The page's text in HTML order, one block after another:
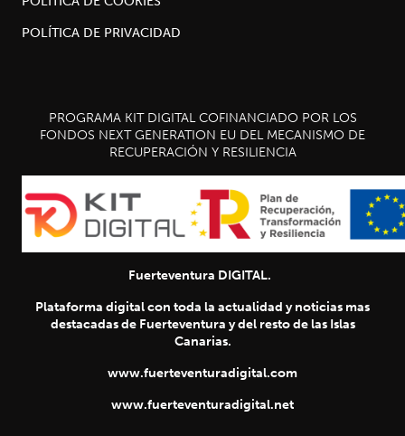
POLÍTICA DE PRIVACIDAD
PROGRAMA KIT DIGITAL COFINANCIADO POR LOS
FONDOS NEXT GENERATION EU DEL MECANISMO DE
RECUPERACIÓN Y RESILIENCIA
Fuerteventura DIGITAL.
Plataforma digital con toda la actualidad y noticias mas
destacadas de Fuerteventura y del resto de las Islas
Canarias.
www.fuerteventuradigital.com
www.fuerteventuradigital.net